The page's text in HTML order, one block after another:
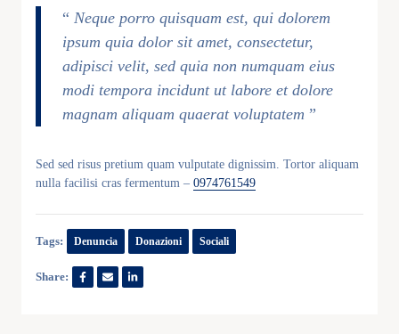
“ Neque porro quisquam est, qui dolorem
ipsum quia dolor sit amet, consectetur,
adipisci velit, sed quia non numquam eius
modi tempora incidunt ut labore et dolore
magnam aliquam quaerat voluptatem ”
Sed sed risus pretium quam vulputate dignissim. Tortor aliquam
nulla facilisi cras fermentum – 0974761549
Tags: Denuncia Donazioni Sociali
Share: